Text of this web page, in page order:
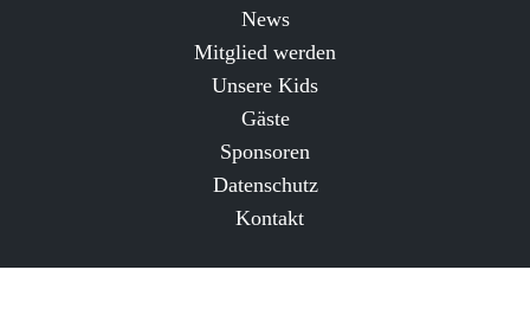
News
Mitglied werden
Unsere Kids
Gäste
Sponsoren
Datenschutz
Kontakt